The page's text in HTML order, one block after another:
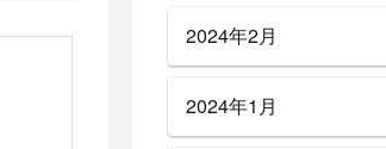
2024年2月
2024年1月